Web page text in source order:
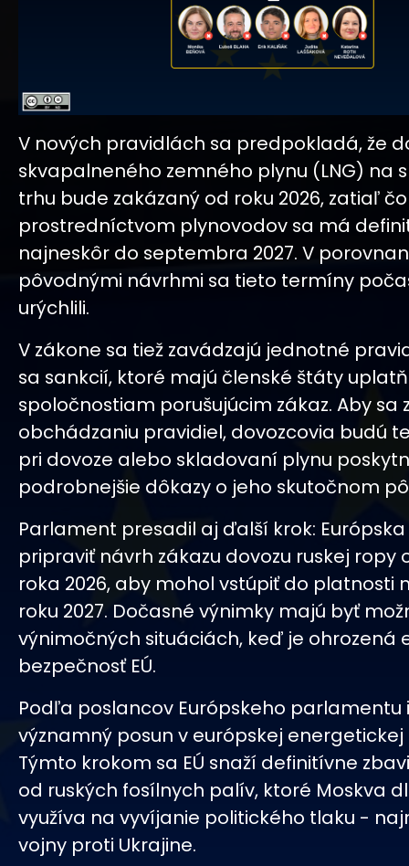
V nových pravidlách sa predpokladá, že
skvapalneného zemného plynu (LNG) na
trhu bude zakázaný od roku 2026, zatiaľ
prostredníctvom plynovodov sa má
najneskôr do septembra 2027. V
pôvodnými návrhmi sa tieto termíny
urýchlili.
V zákone sa tiež zavádzajú jednotné
sa sankcií, ktoré majú členské štáty
spoločnostiam porušujúcim zákaz. Aby sa
obchádzaniu pravidiel, dovozcovia budú
pri dovoze alebo skladovaní plynu
podrobnejšie dôkazy o jeho skutočnom
Parlament presadil aj ďalší krok:
pripraviť návrh zákazu dovozu ruskej ropy
roka 2026, aby mohol vstúpiť do platnosti
roku 2027. Dočasné výnimky majú byť
výnimočných situáciách, keď je ohrozená
bezpečnosť EÚ.
Podľa poslancov Európskeho parlamentu
významný posun v európskej energetickej
Týmto krokom sa EÚ snaží definitívne
od ruských fosílnych palív, ktoré Moskva
využíva na vyvíjanie politického tlaku -
vojny proti Ukrajine.